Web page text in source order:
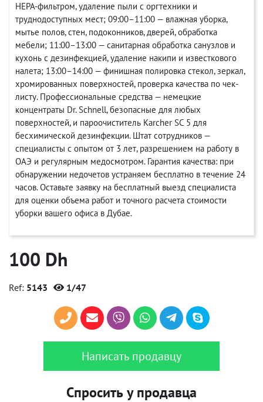
HEPA-фильтром, удаление пыли с оргтехники и
труднодоступных мест; 09:00–11:00 — влажная уборка,
мытье полов, стен, подоконников, дверей, обработка
мебели; 11:00–13:00 — санитарная обработка санузлов и
кухонь с дезинфекцией, удаление накипи и известкового
налета; 13:00–14:00 — финишная полировка стекол, зеркал,
хромированных поверхностей, проверка качества по чек-
листу. Профессиональные средства — немецкие
концентраты Dr. Schnell, безопасные для любых
поверхностей, и пароочиститель Karcher SC 5 для
бесхимической дезинфекции. Штат сотрудников —
специалисты с опытом от 3 лет, разрешением на работу в
ОАЭ и регулярным медосмотром. Гарантия качества: при
обнаружении недочетов устраняем бесплатно в течение 24
часов. Оставьте заявку на бесплатный выезд специалиста
для оценки объема работ и точного расчета стоимости
уборки вашего офиса в Дубае.
100 Dh
Ref: 5143 1/47
Написать продавцу
Спросить у продавца